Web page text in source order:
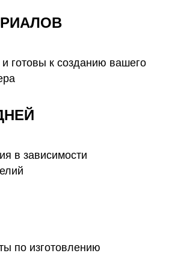
готовы к созданию вашего
в зависимости
по изготовлению